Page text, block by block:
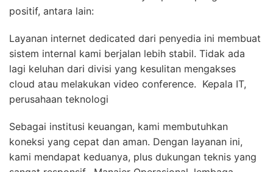
positif, antara lain:
Layanan internet dedicated dari penyedia ini membuat
sistem internal kami berjalan lebih stabil. Tidak ada
lagi keluhan dari divisi yang kesulitan mengakses
cloud atau melakukan video conference.  Kepala IT,
perusahaan teknologi
Sebagai institusi keuangan, kami membutuhkan
koneksi yang cepat dan aman. Dengan layanan ini,
kami mendapat keduanya, plus dukungan teknis yang